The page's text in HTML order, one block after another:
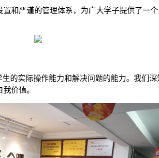
严谨的管理体系，为广大学子提供了一
实际操作能力和解决问题的能力。我们深
价值。